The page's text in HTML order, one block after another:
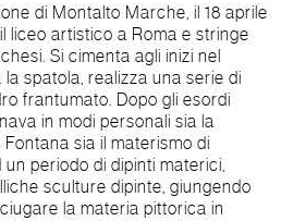
di Montalto Marche, il 18 aprile
liceo artistico a Roma e stringe
Si cimenta agli inizi nel
spatola, realizza una serie di
frantumato. Dopo gli esordi
in modi personali sia la
sia il materismo di
periodo di dipinti materici,
sculture dipinte, giungendo
la materia pittorica in